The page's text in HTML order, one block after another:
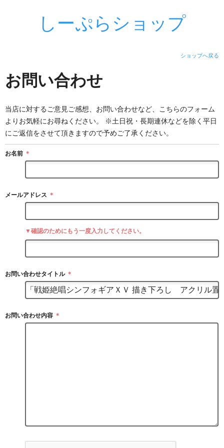
しーぷらショップ
ショップへ戻る
お問い合わせ
当店に対するご意見ご感想、お問い合わせなど、こちらのフォーム
よりお気軽にお尋ねください。 ※土日祝・長期連休などを除く平日
にご返信をさせて頂きますので予めご了承ください。
お名前 ＊
メールアドレス ＊
▼確認のためにもう一度入力してください。
お問い合わせタイトル ＊
お問い合わせ内容 ＊